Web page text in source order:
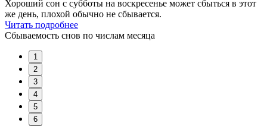
Хороший сон с субботы на воскресенье может сбыться в этот
же день, плохой обычно не сбывается.
Читать подробнее
Сбываемость снов по числам месяца
1
2
3
4
5
6